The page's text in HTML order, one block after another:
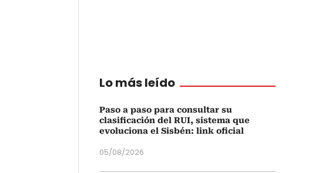
Lo más leído
Paso a paso para consultar su
clasificación del RUI, sistema que
evoluciona el Sisbén: link oficial
05/08/2026